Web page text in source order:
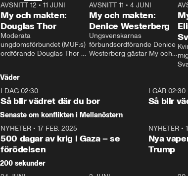
26:27
AVSNITT 12 • 11 JUNI
My och makten:
Douglas Thor
Moderata
ungdomsförbundet (MUF:s)
ordförande Douglas Thor
tonårsutvisningarna och hur
Moderaterna ska locka
väljare till valet i höst.
23:40
AVSNITT 11 •4 JUNI
My och makten:
Denice Westerberg
Ungsvenskarnas
förbundsordförande Denice
Westerberg gästar My och
Väder
I DAG 02:30
Så blir vädret där du bor
I GÅR 02:30
Så blir
Senaste om konflikten i Mellanöstern
NYHETER • 17 FEB. 2025
500 dagar av krig i Gaza – se
förödelsen
NYHETER•
Nya
Trump
200 sekunder